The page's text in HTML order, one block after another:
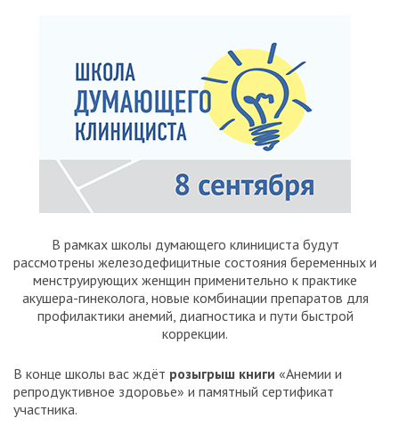
В рамках школы думающего клинициста будут
рассмотрены железодефицитные состояния беременных и
менструирующих женщин применительно к практике
акушера-гинеколога, новые комбинации препаратов для
профилактики анемий, диагностика и пути быстрой
коррекции.
В конце школы вас ждёт розыгрыш книги «Анемии и
репродуктивное здоровье» и памятный сертификат
участника.